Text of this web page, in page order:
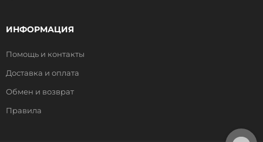
ИНФОРМАЦИЯ
Помощь и контакты
Доставка и оплата
Обмен и возврат
Правила